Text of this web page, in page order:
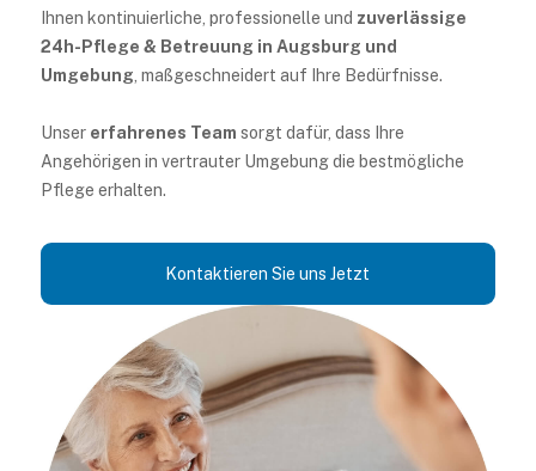
Ihnen kontinuierliche, professionelle und zuverlässige
24h-Pflege & Betreuung in Augsburg und
Umgebung , maßgeschneidert auf Ihre Bedürfnisse.
Unser erfahrenes Team sorgt dafür, dass Ihre
Angehörigen in vertrauter Umgebung die bestmögliche
Pflege erhalten.
Kontaktieren Sie uns Jetzt